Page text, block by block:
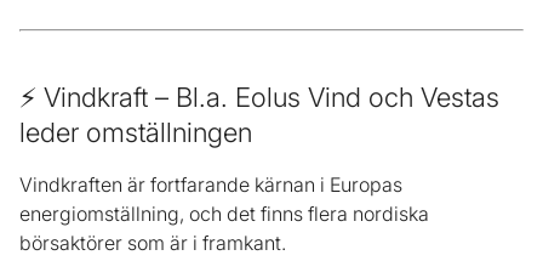
⚡ Vindkraft – Bl.a. Eolus Vind och Vestas
leder omställningen
Vindkraften är fortfarande kärnan i Europas
energiomställning, och det finns flera nordiska
börsaktörer som är i framkant.